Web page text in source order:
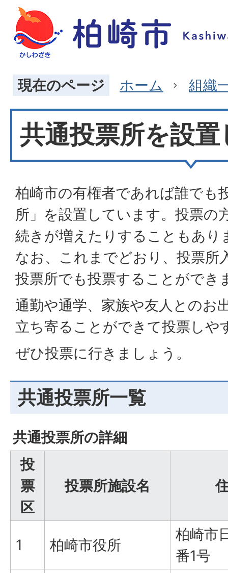
現在のページ ホーム 組織
共通投票所を設
柏崎市の有権者であれば誰でも
所」を設置しています。投票の
続きが増えたりすることもあり
なお、これまでどおり、投票所
投票所でも投票することができ
通勤や通学、家族や友人とのお
立ち寄ることができて投票しや
ぜひ投票に行きましょう。
共通投票所一覧
共通投票所の詳細
投
票
区
投票所施設名
1 柏崎市役所
柏崎市
番1号